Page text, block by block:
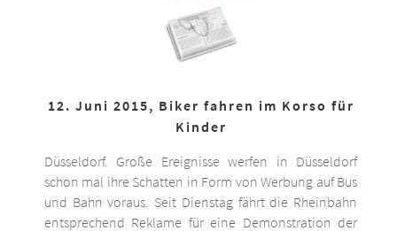
12. Juni 2015, Biker fahren im Korso für
Kinder
Düsseldorf. Große Ereignisse werfen in Düsseldorf
schon mal ihre Schatten in Form von Werbung auf Bus
und Bahn voraus. Seit Dienstag fährt die Rheinbahn
entsprechend Reklame für eine Demonstration der